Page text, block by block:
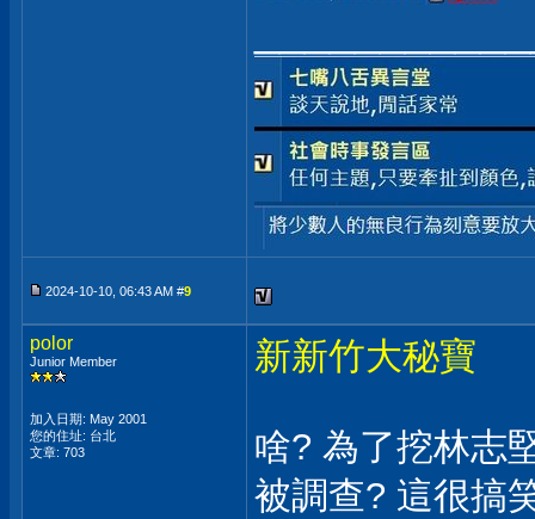
2024-10-10, 06:43 AM #9
polor
Junior Member
加入日期: May 2001
您的住址: 台北
文章: 703
新新竹大秘寶
啥? 為了挖林志
被調查? 這很搞